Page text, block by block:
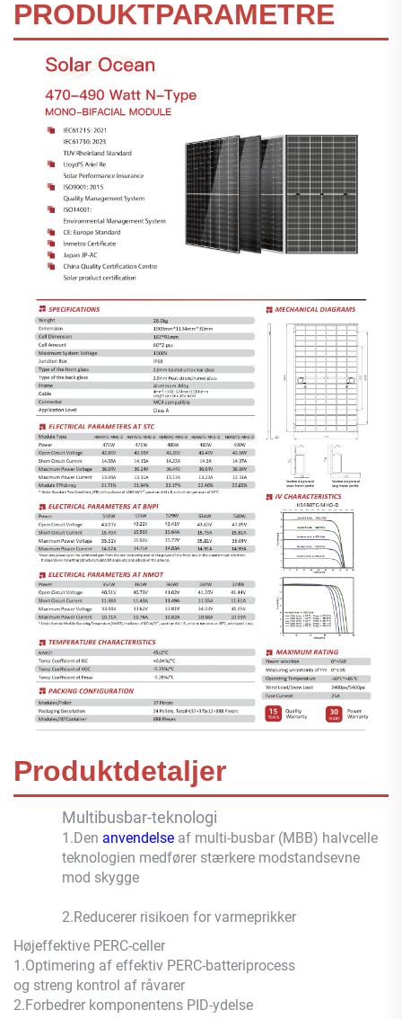
PRODUKTPARAMETRE
Produktdetaljer
Multibusbar-teknologi
1.Den anvendelse af multi-busbar (MBB) halvcelle
teknologien medfører stærkere modstandsevne
mod skygge
2. Reducerer risikoen for varmeprikker
Højeffektive PERC-celler
1.Optimering af effektiv PERC-batteriprocess
og streng kontrol af råvarer
2. Forbedrer komponentens PID-ydelse